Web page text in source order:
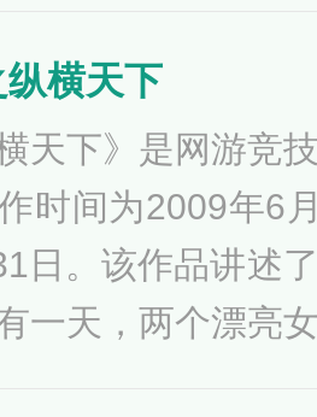
乾坤者记忆的他
门的那一天，被
刚开启后的第三
，他蓦然想起一
切尽在《网游之
纵横天下
天下》是网游竞
时间为2009年6
日。该作品讲述
一天，两个漂亮